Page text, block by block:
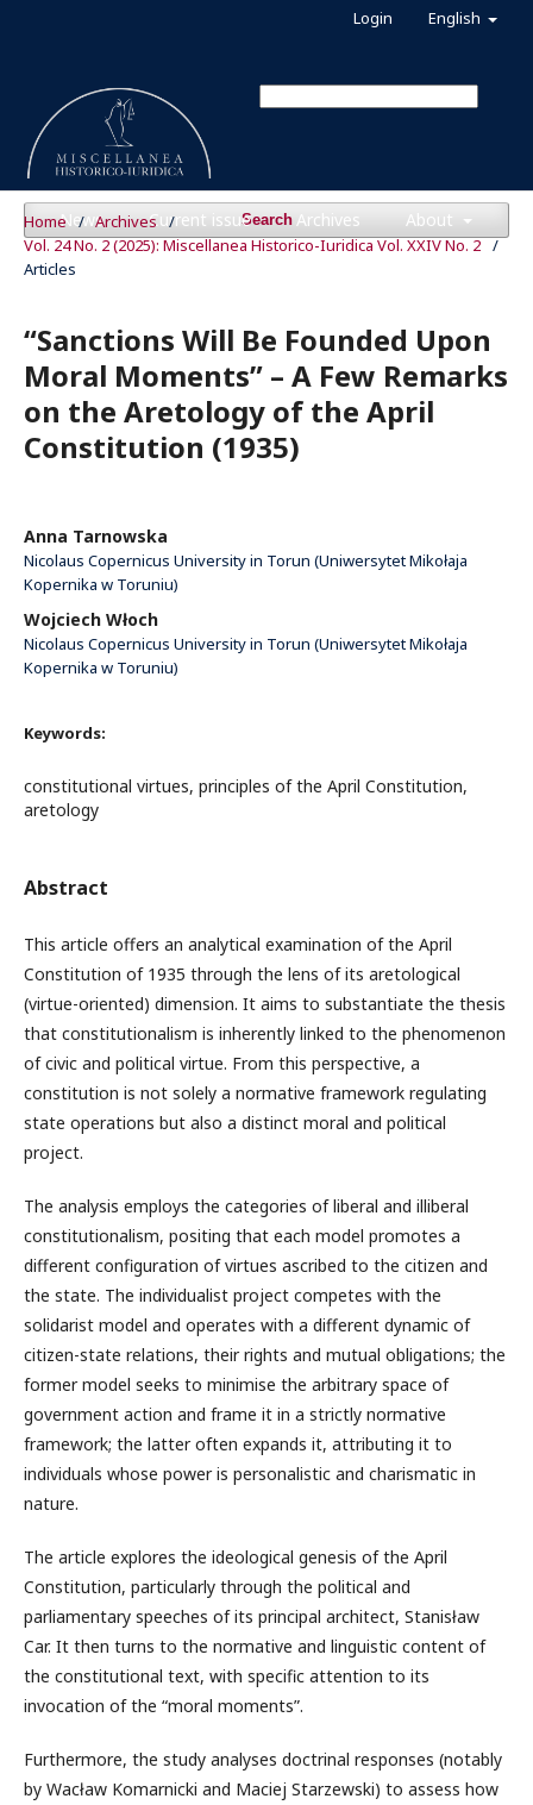
News Current issue Archives About
Search
English
Login
Home / Archives /
Vol. 24 No. 2 (2025): Miscellanea Historico-Iuridica Vol. XXIV No. 2 /
Articles
“Sanctions Will Be Founded Upon
Moral Moments” – A Few Remarks
on the Aretology of the April
Constitution (1935)
Anna Tarnowska
Nicolaus Copernicus University in Torun (Uniwersytet Mikołaja
Kopernika w Toruniu)
Wojciech Włoch
Nicolaus Copernicus University in Torun (Uniwersytet Mikołaja
Kopernika w Toruniu)
Keywords:
constitutional virtues, principles of the April Constitution,
aretology
Abstract
This article offers an analytical examination of the April
Constitution of 1935 through the lens of its aretological
(virtue-oriented) dimension. It aims to substantiate the thesis
that constitutionalism is inherently linked to the phenomenon
of civic and political virtue. From this perspective, a
constitution is not solely a normative framework regulating
state operations but also a distinct moral and political
project.
The analysis employs the categories of liberal and illiberal
constitutionalism, positing that each model promotes a
different configuration of virtues ascribed to the citizen and
the state. The individualist project competes with the
solidarist model and operates with a different dynamic of
citizen-state relations, their rights and mutual obligations; the
former model seeks to minimise the arbitrary space of
government action and frame it in a strictly normative
framework; the latter often expands it, attributing it to
individuals whose power is personalistic and charismatic in
nature.
The article explores the ideological genesis of the April
Constitution, particularly through the political and
parliamentary speeches of its principal architect, Stanisław
Car. It then turns to the normative and linguistic content of
the constitutional text, with specific attention to its
invocation of the “moral moments”.
Furthermore, the study analyses doctrinal responses (notably
by Wacław Komarnicki and Maciej Starzewski) to assess how